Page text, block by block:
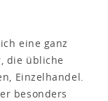
eine ganz
die übliche
Einzelhandel.
besonders